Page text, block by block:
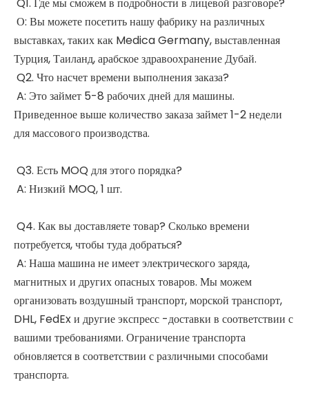
О: Вы можете посетить нашу фабрику на различных
выставках, таких как Medica Germany, выставленная
Турция, Таиланд, арабское здравоохранение Дубай.
Q2. Что насчет времени выполнения заказа?
A: Это займет 5-8 рабочих дней для машины.
Приведенное выше количество заказа займет 1-2 недели
для массового производства.
Q3. Есть MOQ для этого порядка?
A: Низкий MOQ, 1 шт.
Q4. Как вы доставляете товар? Сколько времени
потребуется, чтобы туда добраться?
A: Наша машина не имеет электрического заряда,
магнитных и других опасных товаров. Мы можем
организовать воздушный транспорт, морской транспорт,
DHL, FedEx и другие экспресс -доставки в соответствии с
вашими требованиями. Ограничение транспорта
обновляется в соответствии с различными способами
транспорта.